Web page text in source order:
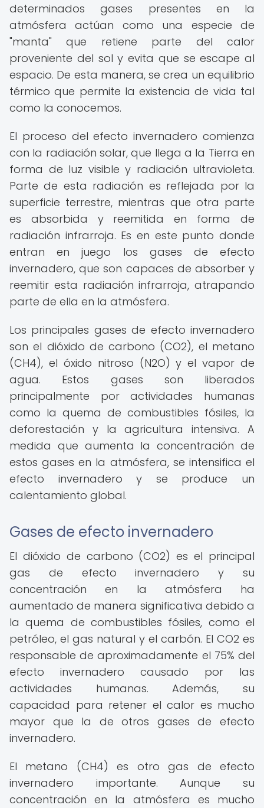
determinados gases presentes en la
atmósfera actúan como una especie de
"manta" que retiene parte del calor
proveniente del sol y evita que se escape al
espacio. De esta manera, se crea un equilibrio
térmico que permite la existencia de vida tal
como la conocemos.
El proceso del efecto invernadero comienza
con la radiación solar, que llega a la Tierra en
forma de luz visible y radiación ultravioleta.
Parte de esta radiación es reflejada por la
superficie terrestre, mientras que otra parte
es absorbida y reemitida en forma de
radiación infrarroja. Es en este punto donde
entran en juego los gases de efecto
invernadero, que son capaces de absorber y
reemitir esta radiación infrarroja, atrapando
parte de ella en la atmósfera.
Los principales gases de efecto invernadero
son el dióxido de carbono (CO2), el metano
(CH4), el óxido nitroso (N2O) y el vapor de
agua. Estos gases son liberados
principalmente por actividades humanas
como la quema de combustibles fósiles, la
deforestación y la agricultura intensiva. A
medida que aumenta la concentración de
estos gases en la atmósfera, se intensifica el
efecto invernadero y se produce un
calentamiento global.
Gases de efecto invernadero
El dióxido de carbono (CO2) es el principal
gas de efecto invernadero y su
concentración en la atmósfera ha
aumentado de manera significativa debido a
la quema de combustibles fósiles, como el
petróleo, el gas natural y el carbón. El CO2 es
responsable de aproximadamente el 75% del
efecto invernadero causado por las
actividades humanas. Además, su
capacidad para retener el calor es mucho
mayor que la de otros gases de efecto
invernadero.
El metano (CH4) es otro gas de efecto
invernadero importante. Aunque su
concentración en la atmósfera es mucho